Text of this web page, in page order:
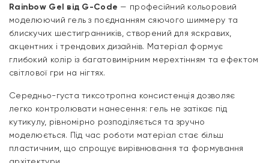
Rainbow Gel від G-Code — професійний кольоровий
моделюючий гель з поєднанням сяючого шиммеру та
блискучих шестигранників, створений для яскравих,
акцентних і трендових дизайнів. Матеріал формує
глибокий колір із багатовимірним мерехтінням та ефектом
світлової гри на нігтях.
Середньо-густа тиксотропна консистенція дозволяє
легко контролювати нанесення: гель не затікає під
кутикулу, рівномірно розподіляється та зручно
моделюється. Під час роботи матеріал стає більш
пластичним, що спрощує вирівнювання та формування